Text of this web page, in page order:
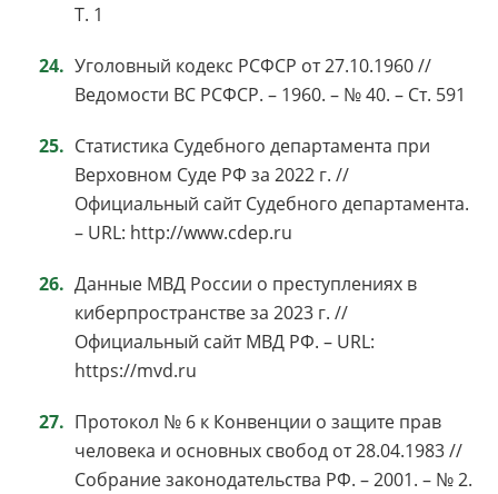
Т. 1
Уголовный кодекс РСФСР от 27.10.1960 //
Ведомости ВС РСФСР. – 1960. – № 40. – Ст. 591
Статистика Судебного департамента при
Верховном Суде РФ за 2022 г. //
Официальный сайт Судебного департамента.
– URL: http://www.cdep.ru
Данные МВД России о преступлениях в
киберпространстве за 2023 г. //
Официальный сайт МВД РФ. – URL:
https://mvd.ru
Протокол № 6 к Конвенции о защите прав
человека и основных свобод от 28.04.1983 //
Собрание законодательства РФ. – 2001. – № 2.